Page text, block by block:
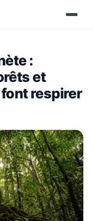
:
et
respirer